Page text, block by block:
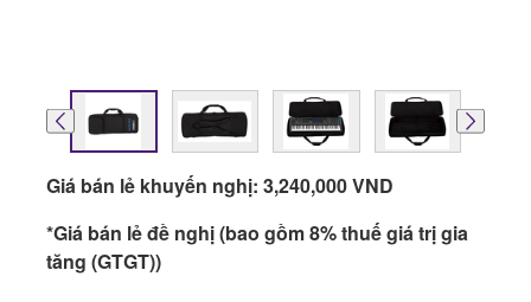
Giá bán lẻ khuyến nghị: 3,240,000 VND
*Giá bán lẻ đề nghị (bao gồm 8% thuế giá trị gia
tăng (GTGT))